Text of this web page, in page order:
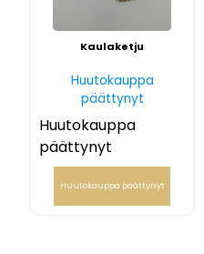
Kaulaketju
Huutokauppa
päättynyt
Huutokauppa
päättynyt
Huutokauppa päättynyt